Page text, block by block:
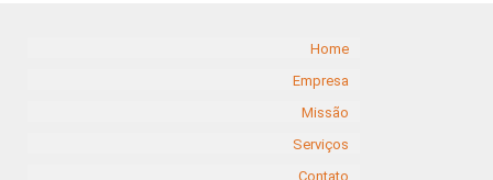
Home
Empresa
Missão
Serviços
Contato